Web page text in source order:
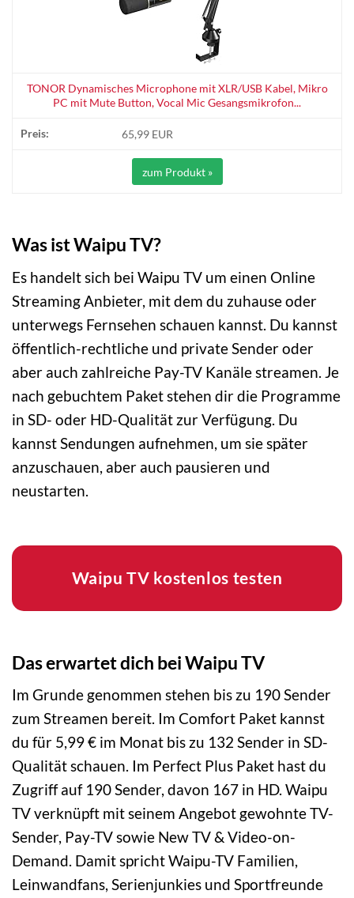
TONOR Dynamisches Microphone mit XLR/USB Kabel, Mikro
PC mit Mute Button, Vocal Mic Gesangsmikrofon...
65,99 EUR
zum Produkt »
Was ist Waipu TV?
Es handelt sich bei Waipu TV um einen Online
Streaming Anbieter, mit dem du zuhause oder
unterwegs Fernsehen schauen kannst. Du kannst
öffentlich-rechtliche und private Sender oder
aber auch zahlreiche Pay-TV Kanäle streamen. Je
nach gebuchtem Paket stehen dir die Programme
in SD- oder HD-Qualität zur Verfügung. Du
kannst Sendungen aufnehmen, um sie später
anzuschauen, aber auch pausieren und
neustarten.
Waipu TV kostenlos testen
Das erwartet dich bei Waipu TV
Im Grunde genommen stehen bis zu 190 Sender
zum Streamen bereit. Im Comfort Paket kannst
du für 5,99 € im Monat bis zu 132 Sender in SD-
Qualität schauen. Im Perfect Plus Paket hast du
Zugriff auf 190 Sender, davon 167 in HD. Waipu
TV verknüpft mit seinem Angebot gewohnte TV-
Sender, Pay-TV sowie New TV & Video-on-
Demand. Damit spricht Waipu-TV Familien,
Leinwandfans, Serienjunkies und Sportfreunde